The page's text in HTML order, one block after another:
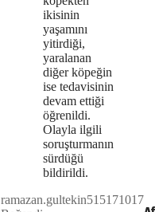
ikisinin
yaşamını
yitirdiği,
yaralanan
diğer köpeğin
ise tedavisinin
devam ettiği
öğrenildi.
Olayla ilgili
soruşturmanın
sürdüğü
bildirildi.
ramazan.gultekin515171017